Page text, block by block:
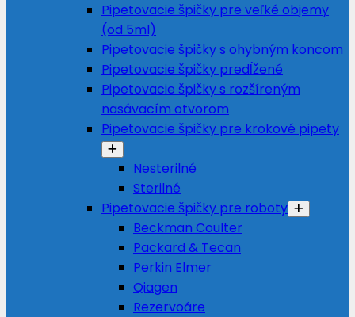
Pipetovacie špičky pre veľké objemy
(od 5ml)
Pipetovacie špičky s ohybným koncom
Pipetovacie špičky predĺžené
Pipetovacie špičky s rozšíreným
nasávacím otvorom
Pipetovacie špičky pre krokové pipety
Nesterilné
Sterilné
Pipetovacie špičky pre roboty
Beckman Coulter
Packard & Tecan
Perkin Elmer
Qiagen
Rezervoáre